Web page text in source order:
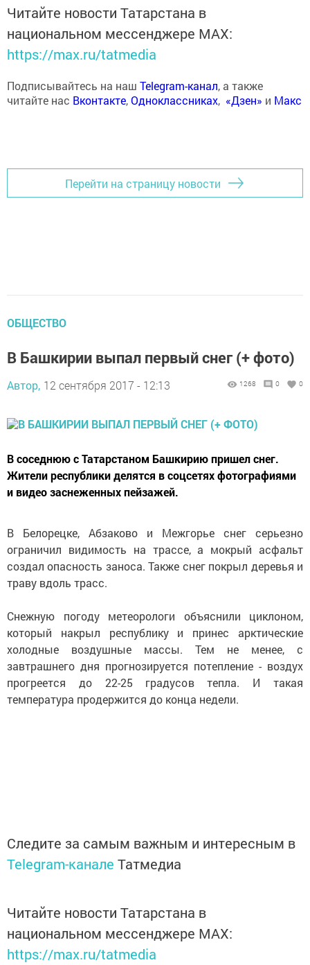
Читайте новости Татарстана в
национальном мессенджере MАХ:
https://max.ru/tatmedia
Подписывайтесь на наш Telegram-канал, а также
читайте нас Вконтакте,Одноклассниках, «Дзен» и Макс
Перейти на страницу новости
ОБЩЕСТВО
В Башкирии выпал первый снег (+ фото)
Автор, 12 сентября 2017 - 12:13 1268 0 0
В соседнюю с Татарстаном Башкирию пришел снег.
Жители республики делятся в соцсетях фотографиями
и видео заснеженных пейзажей.
В Белорецке, Абзаково и Межгорье снег серьезно
ограничил видимость на трассе, а мокрый асфальт
создал опасность заноса. Также снег покрыл деревья и
траву вдоль трасс.
Снежную погоду метеорологи объяснили циклоном,
который накрыл республику и принес арктические
холодные воздушные массы. Тем не менее, с
завтрашнего дня прогнозируется потепление - воздух
прогреется до 22-25 градусов тепла. И такая
температура продержится до конца недели.
Следите за самым важным и интересным в
Telegram-канале Татмедиа
Читайте новости Татарстана в
национальном мессенджере MАХ:
https://max.ru/tatmedia